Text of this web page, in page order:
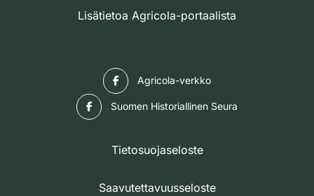
Lisätietoa Agricola-portaalista
Agricola-verkko
Suomen Historiallinen Seura
Tietosuojaseloste
Saavutettavuusseloste